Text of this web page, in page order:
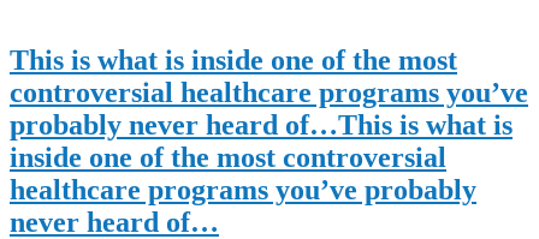
This is what is inside one of the most
controversial healthcare programs you’ve
probably never heard of…This is what is
inside one of the most controversial
healthcare programs you’ve probably
never heard of…